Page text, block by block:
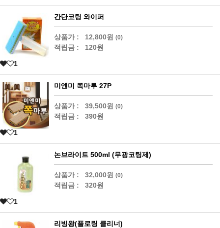
간단코팅 와이퍼
상품가 : 12,800원 (0)
적립금 : 120원
1
미엔미 쪽마루 27P
상품가 : 39,500원 (0)
적립금 : 390원
1
논브라이트 500ml (무광코팅제)
상품가 : 32,000원 (0)
적립금 : 320원
1
리빙왕(플로링 클리너)